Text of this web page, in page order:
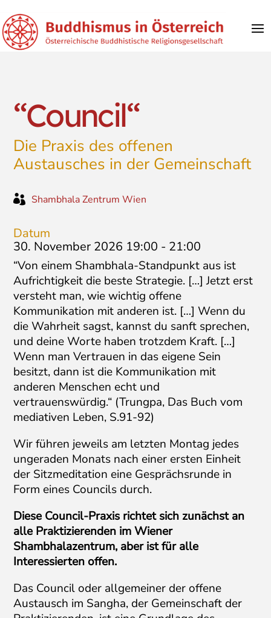
“Council“
Die Praxis des offenen
Austausches in der Gemeinschaft
 Shambhala Zentrum Wien
Datum
30. November 2026 19:00 - 21:00
“Von einem Shambhala-Standpunkt aus ist
Aufrichtigkeit die beste Strategie. […] Jetzt erst
versteht man, wie wichtig offene
Kommunikation mit anderen ist. […] Wenn du
die Wahrheit sagst, kannst du sanft sprechen,
und deine Worte haben trotzdem Kraft. […]
Wenn man Vertrauen in das eigene Sein
besitzt, dann ist die Kommunikation mit
anderen Menschen echt und
vertrauenswürdig.“ (Trungpa, Das Buch vom
mediativen Leben, S.91-92)
Wir führen jeweils am letzten Montag jedes
ungeraden Monats nach einer ersten Einheit
der Sitzmeditation eine Gesprächsrunde in
Form eines Councils durch.
Diese Council-Praxis richtet sich zunächst an
alle Praktizierenden im Wiener
Shambhalazentrum, aber ist für alle
Interessierten offen.
Das Council oder allgemeiner der offene
Austausch im Sangha, der Gemeinschaft der